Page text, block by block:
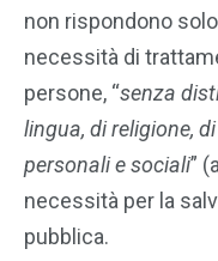
non rispondono
necessità di
persone, “senza
lingua, di religione,
personali e sociali”
necessità per la
pubblica.